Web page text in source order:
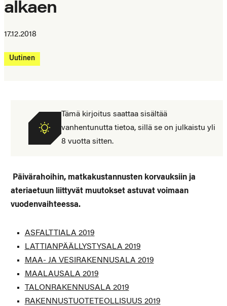
alkaen
17.12.2018
Uutinen
Tämä kirjoitus saattaa sisältää
vanhentunutta tietoa, sillä se on julkaistu yli
8 vuotta sitten.
Päivärahoihin, matkakustannusten korvauksiin ja
ateriaetuun liittyvät muutokset astuvat voimaan
vuodenvaihteessa.
ASFALTTIALA 2019
LATTIANPÄÄLLYSTYSALA 2019
MAA- JA VESIRAKENNUSALA 2019
MAALAUSALA 2019
TALONRAKENNUSALA 2019
RAKENNUSTUOTETEOLLISUUS 2019